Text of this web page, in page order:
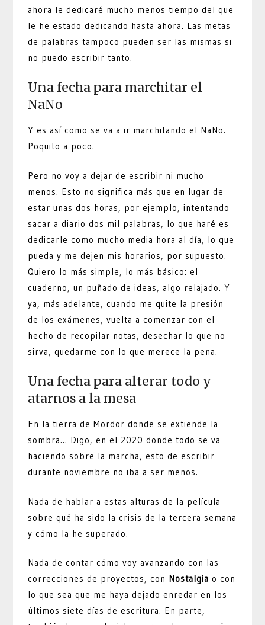
ahora le dedicaré mucho menos tiempo del que
le he estado dedicando hasta ahora. Las metas
de palabras tampoco pueden ser las mismas si
no puedo escribir tanto.
Una fecha para marchitar el
NaNo
Y es así como se va a ir marchitando el NaNo.
Poquito a poco.
Pero no voy a dejar de escribir ni mucho
menos. Esto no significa más que en lugar de
estar unas dos horas, por ejemplo, intentando
sacar a diario dos mil palabras, lo que haré es
dedicarle como mucho media hora al día, lo que
pueda y me dejen mis horarios, por supuesto.
Quiero lo más simple, lo más básico: el
cuaderno, un puñado de ideas, algo relajado. Y
ya, más adelante, cuando me quite la presión
de los exámenes, vuelta a comenzar con el
hecho de recopilar notas, desechar lo que no
sirva, quedarme con lo que merece la pena.
Una fecha para alterar todo y
atarnos a la mesa
En la tierra de Mordor donde se extiende la
sombra… Digo, en el 2020 donde todo se va
haciendo sobre la marcha, esto de escribir
durante noviembre no iba a ser menos.
Nada de hablar a estas alturas de la película
sobre qué ha sido la crisis de la tercera semana
y cómo la he superado.
Nada de contar cómo voy avanzando con las
correcciones de proyectos, con Nostalgia o con
lo que sea que me haya dejado enredar en los
últimos siete días de escritura. En parte,